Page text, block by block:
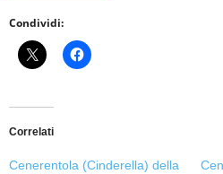
Condividi:
Correlati
Cenerentola (Cinderella) della